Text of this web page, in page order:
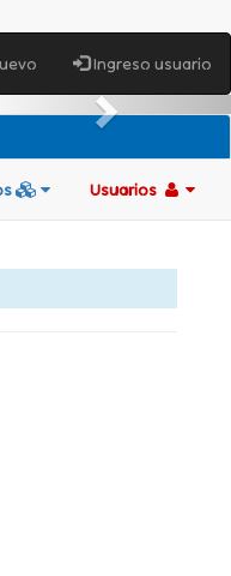
Ingreso usuario
Usuarios